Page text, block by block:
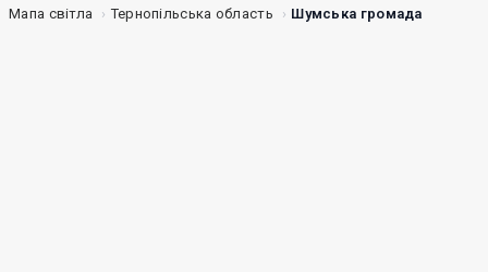
Мапа світла Тернопільська область Шумська громада